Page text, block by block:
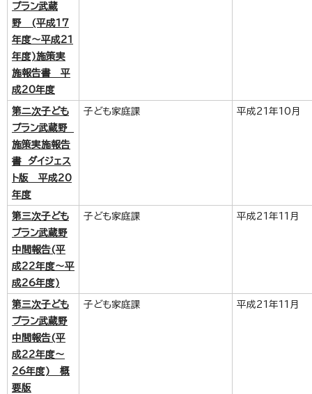
プラン武蔵
野 (平成17
年度～平成21
年度)施策実
施報告書 平
成20年度
第二次子ども
プラン武蔵野
施策実施報告
書 ダイジェス
ト版 平成20
年度
子ども家庭課 平成21年10月
第三次子ども
プラン武蔵野
中間報告(平
成22年度～平
成26年度)
子ども家庭課 平成21年11月
第三次子ども
プラン武蔵野
中間報告(平
成22年度～
26年度) 概
要版
子ども家庭課 平成21年11月